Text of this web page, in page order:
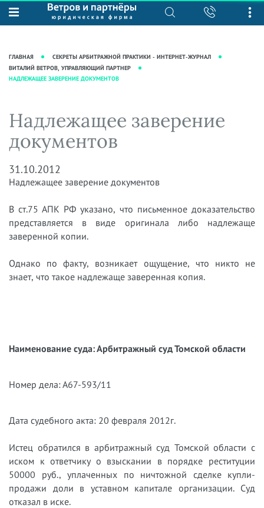
О нас
Рекомендации
фирмы
Кейсы
Юридические услуги
Интеллектуальная собственность
Сопровождение бизнеса
Ведение уголовных дел
Защита активов
Ведение дел о банкротстве
База знаний
Журнал "Секреты арбитражной
практики"
Статьи
Аудиоподкасты
Видеоподкасты
Вопросы-ответы
Прямые эфиры
ГЛАВНАЯ
СЕКРЕТЫ АРБИТРАЖНОЙ ПРАКТИКИ - ИНТЕРНЕТ-ЖУРНАЛ
ВИТАЛИЙ ВЕТРОВ, УПРАВЛЯЮЩИЙ ПАРТНЕР
НАДЛЕЖАЩЕЕ ЗАВЕРЕНИЕ ДОКУМЕНТОВ
Надлежащее заверение
документов
31.10.2012
Надлежащее заверение документов
В ст.75 АПК РФ указано, что письменное доказательство
представляется в виде оригинала либо надлежаще
заверенной копии.
Однако по факту, возникает ощущение, что никто не
знает, что такое надлежаще заверенная копия.
Наименование суда: Арбитражный суд Томской области
Номер дела: А67-593/11
Дата судебного акта: 20 февраля 2012г.
Истец обратился в арбитражный суд Томской области с
иском к ответчику о взыскании в порядке реституции
50000 руб., уплаченных по ничтожной сделке купли-
продажи доли в уставном капитале организации. Суд
отказал в иске.